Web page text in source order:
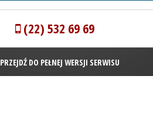
(22) 532 69 69
PRZEJDŹ DO PEŁNEJ WERSJI SERWISU